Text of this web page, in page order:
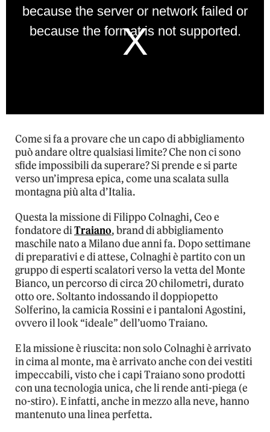
window.
because the server or network failed or
because the format is not supported.
Come si fa a provare che un capo di abbigliamento
può andare oltre qualsiasi limite? Che non ci sono
sfide impossibili da superare? Si prende e si parte
verso un’impresa epica, come una scalata sulla
montagna più alta d’Italia.
Questa la missione di Filippo Colnaghi, Ceo e
fondatore diTraiano, brand di abbigliamento
maschile nato a Milano due anni fa. Dopo settimane
di preparativi e di attese, Colnaghi è partito con un
gruppo di esperti scalatori verso la vetta del Monte
Bianco, un percorso di circa 20 chilometri, durato
otto ore. Soltanto indossando il doppiopetto
Solferino, la camicia Rossini e i pantaloni Agostini,
ovvero il look “ideale” dell’uomo Traiano.
E la missione è riuscita: non solo Colnaghi è arrivato
in cima al monte, ma è arrivato anche con dei vestiti
impeccabili, visto che i capi Traiano sono prodotti
con una tecnologia unica, che li rende anti-piega (e
no-stiro). E infatti, anche in mezzo alla neve, hanno
mantenuto una linea perfetta.